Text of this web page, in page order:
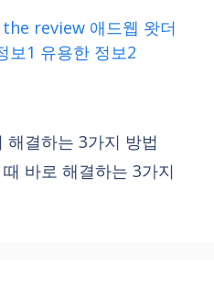
review 애드웹 왓더
보1 유용한 정보2
해결하는 3가지 방법
바로 해결하는 3가지